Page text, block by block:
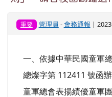
會特辦理本 次徵選，請
。 四、徵選時間：自
止。 五、獲選之大露營